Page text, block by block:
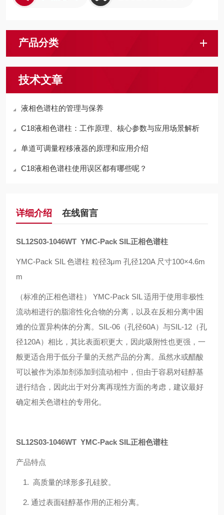
产品分类
技术文章
液相色谱柱的管理与保养
C18液相色谱柱：工作原理、核心参数与应用场景解析
单道可调量程移液器的原理和应用介绍
C18液相色谱柱使用误区都有哪些呢？
详细介绍 在线留言
SL12S03-1046WT YMC-Pack SIL正相色谱柱
YMC-Pack SIL 色谱柱 粒径3μm 孔径120A 尺寸100×4.6m
m
（标准的正相色谱柱） YMC-Pack SIL 适用于使用非极性
流动相进行的脂溶性化合物的分离，以及在反相分离中困
难的位置异构体的分离。 SIL-06 （孔径60A）与SIL-12 （孔
径120A）相比，其比表面积更大，因此吸附性也更强，一
般更适合用于低分子量的天然产品的分离。虽然水或醋酸
可以被作为添加剂添加到流动相中，但由于容易对硅醇基
进行结合，因此出于对分离再现性方面的考虑，建议最好
确定相关色谱柱的专用化。
SL12S03-1046WT YMC-Pack SIL正相色谱柱
产品特点
1. 高质量的球形多孔硅胶。
2. 通过表面硅醇基作用的正相分离。